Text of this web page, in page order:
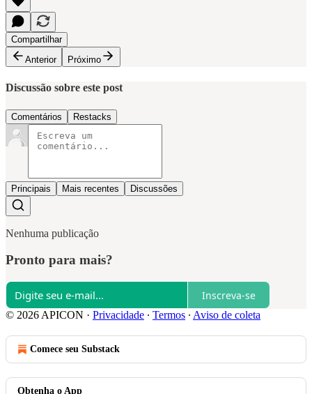
Compartilhar
Anterior
Próximo
Discussão sobre este post
Comentários Restacks
Principais Mais recentes Discussões
Nenhuma publicação
Pronto para mais?
Inscreva-se
© 2026 APICON · Privacidade ∙ Termos ∙ Aviso de coleta
Comece seu Substack
Obtenha o App